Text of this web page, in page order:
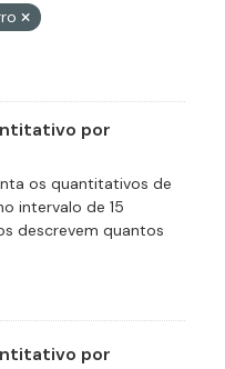
por
os quantitativos de
intervalo de 15
descrevem quantos
por